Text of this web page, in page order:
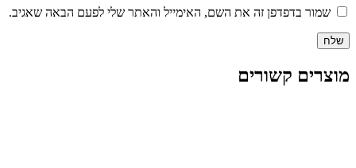
שמור בדפדפן זה את השם, האימייל והאתר שלי לפעם הבאה שאגיב.
מוצרים קשורים